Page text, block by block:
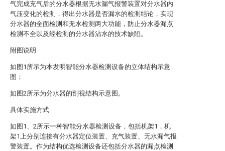
气完成充气后的分水器根据无水漏气报警装置对分水器内
气压变化的检测，得出分水器是否漏水的检测结论，实现
分水器的全面检测和无水检测两大功能，防止分水器漏点
检测不全以及经检测的分水器沾水的技术缺陷。
附图说明
如图1所示为本发明智能分水器检测设备的立体结构示意
图；
如图2所示为分水器的剖视结构示意图。
具体实施方式
如图1、2所示一种智能分水器检测设备，包括机架1，机
架1上分别连接有分水器定位装置、充气装置、无水漏气报
警装置。作为结构优选检测设备还包括分水器的漏点检测